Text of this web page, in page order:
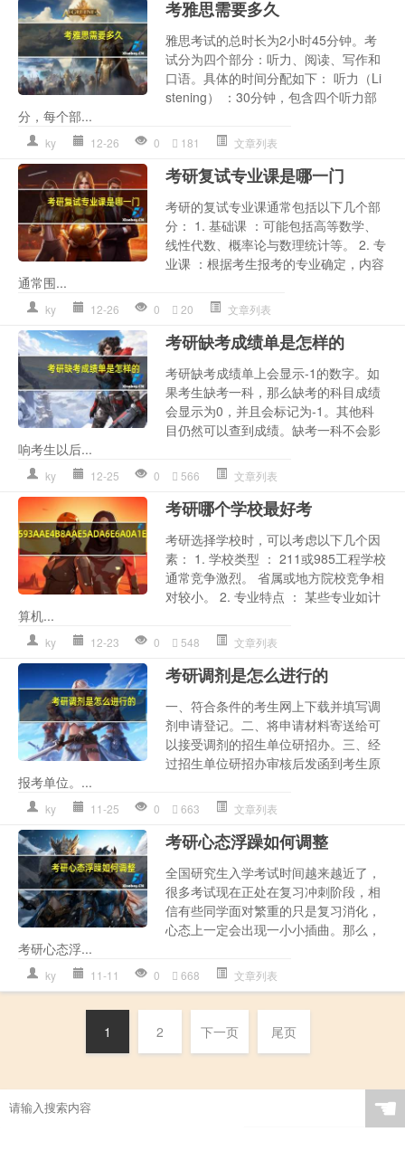
考雅思需要多久
雅思考试的总时长为2小时45分钟。考
试分为四个部分：听力、阅读、写作和
口语。具体的时间分配如下： 听力（Li
stening） ：30分钟，包含四个听力部
分，每个部...
ky 12-26 0 181 文章列表
考研复试专业课是哪一门
考研的复试专业课通常包括以下几个部
分： 1. 基础课 ：可能包括高等数学、
线性代数、概率论与数理统计等。 2. 专
业课 ：根据考生报考的专业确定，内容
通常围...
ky 12-26 0 20 文章列表
考研缺考成绩单是怎样的
考研缺考成绩单上会显示-1的数字。如
果考生缺考一科，那么缺考的科目成绩
会显示为0，并且会标记为-1。其他科
目仍然可以查到成绩。缺考一科不会影
响考生以后...
ky 12-25 0 566 文章列表
考研哪个学校最好考
考研选择学校时，可以考虑以下几个因
素： 1. 学校类型 ： 211或985工程学校
通常竞争激烈。 省属或地方院校竞争相
对较小。 2. 专业特点 ： 某些专业如计
算机...
ky 12-23 0 548 文章列表
考研调剂是怎么进行的
一、符合条件的考生网上下载并填写调
剂申请登记。二、将申请材料寄送给可
以接受调剂的招生单位研招办。三、经
过招生单位研招办审核后发函到考生原
报考单位。...
ky 11-25 0 663 文章列表
考研心态浮躁如何调整
全国研究生入学考试时间越来越近了，
很多考试现在正处在复习冲刺阶段，相
信有些同学面对繁重的只是复习消化，
心态上一定会出现一小小插曲。那么，
考研心态浮...
ky 11-11 0 668 文章列表
1 2 下一页 尾页
☚